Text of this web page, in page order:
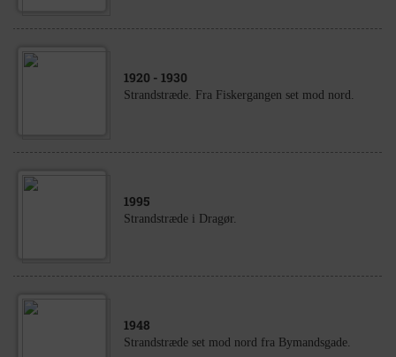
1920 - 1930
Strandstræde. Fra Fiskergangen set mod nord.
1995
Strandstræde i Dragør.
1948
Strandstræde set mod nord fra Bymandsgade.